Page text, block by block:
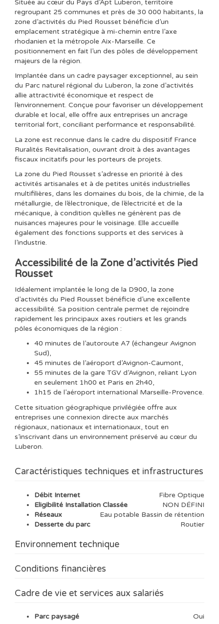
Située au cœur du Pays d’Apt Luberon, territoire
regroupant 25 communes et près de 30 000 habitants, la
zone d’activités du Pied Rousset bénéficie d’un
emplacement stratégique à mi-chemin entre l’axe
rhodanien et la métropole Aix-Marseille. Ce
positionnement en fait l’un des pôles de développement
majeurs de la région.
Implantée dans un cadre paysager exceptionnel, au sein
du Parc naturel régional du Luberon, la zone d’activités
allie attractivité économique et respect de
l’environnement. Conçue pour favoriser un développement
durable et local, elle offre aux entreprises un ancrage
territorial fort, conciliant performance et responsabilité.
La zone est reconnue dans le cadre du dispositif France
Ruralités Revitalisation, ouvrant droit à des avantages
fiscaux incitatifs pour les porteurs de projets.
La zone du Pied Rousset s’adresse en priorité à des
activités artisanales et à de petites unités industrielles
multifilières, dans les domaines du bois, de la chimie, de la
métallurgie, de l’électronique, de l’électricité et de la
mécanique, à condition qu’elles ne génèrent pas de
nuisances majeures pour le voisinage. Elle accueille
également des fonctions supports et des services à
l’industrie.
Accessibilité de la Zone d’activités Pied
Rousset
Idéalement implantée le long de la D900, la zone
d’activités du Pied Rousset bénéficie d’une excellente
accessibilité. Sa position centrale permet de rejoindre
rapidement les principaux axes routiers et les grands
pôles économiques de la région :
40 minutes de l’autoroute A7 (échangeur Avignon
Sud),
45 minutes de l’aéroport d’Avignon-Caumont,
55 minutes de la gare TGV d’Avignon, reliant Lyon
en seulement 1h00 et Paris en 2h40,
1h15 de l’aéroport international Marseille-Provence.
Cette situation géographique privilégiée offre aux
entreprises une connexion directe aux marchés
régionaux, nationaux et internationaux, tout en
s’inscrivant dans un environnement préservé au cœur du
Luberon.
Caractéristiques techniques et infrastructures
Débit Internet
Fibre Optique
Eligibilité Installation Classée
NON DÉFINI
Réseaux
Eau potable Bassin de rétention
Desserte du parc
Routier
Environnement technique
Conditions financières
Cadre de vie et services aux salariés
Parc paysagé Oui